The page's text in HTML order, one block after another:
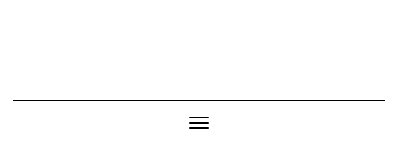
Cambiar modo de navegación